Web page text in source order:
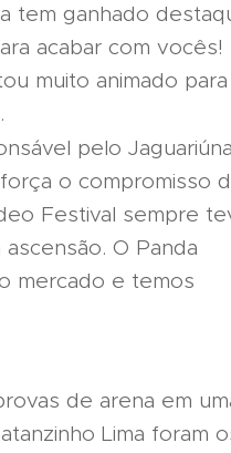
tem ganhado
acabar com vocês!
muito animado para
pelo Jaguariúna
o compromisso
Festival sempre
O Panda
mercado e temos
de arena em
Lima foram